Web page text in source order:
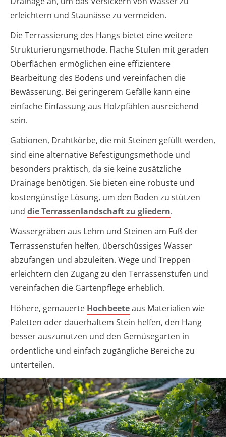
erleichtern und Staunässe zu vermeiden.
Die Terrassierung des Hangs bietet eine weitere
Strukturierungsmethode. Flache Stufen mit geraden
Oberflächen ermöglichen eine effizientere
Bearbeitung des Bodens und vereinfachen die
Bewässerung. Bei geringerem Gefälle kann eine
einfache Einfassung aus Holzpfählen ausreichend
sein.
Gabionen, Drahtkörbe, die mit Steinen gefüllt werden,
sind eine alternative Befestigungsmethode und
besonders praktisch, da sie keine zusätzliche
Drainage benötigen. Sie bieten eine robuste und
kostengünstige Lösung, um den Boden zu stützen
und die Terrassenlandschaft zu gliedern.
Wassergräben aus Lehm und Steinen am Fuß der
Terrassenstufen helfen, überschüssiges Wasser
abzufangen und abzuleiten. Wege und Treppen
erleichtern den Zugang zu den Terrassenstufen und
vereinfachen die Gartenpflege erheblich.
Höhere, gemauerte Hochbeeteaus Materialien wie
Paletten oder dauerhaftem Stein helfen, den Hang
besser auszunutzen und den Gemüsegarten in
ordentliche und einfach zugängliche Bereiche zu
unterteilen.